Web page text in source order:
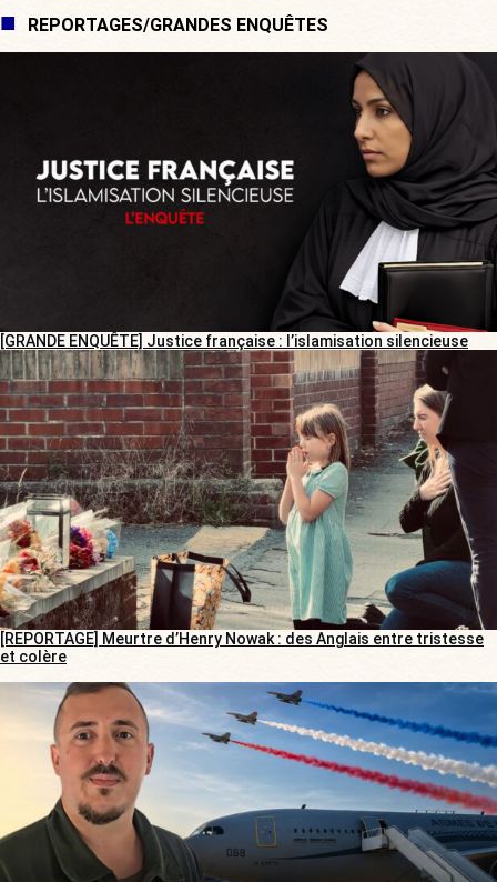
REPORTAGES/GRANDES ENQUÊTES
[GRANDE ENQUÊTE] Justice française : l’islamisation silencieuse
[REPORTAGE] Meurtre d’Henry Nowak : des Anglais entre tristesse
et colère